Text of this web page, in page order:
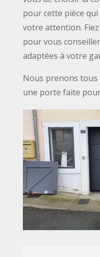
pour cette pièce
votre attention.
pour vous
adaptées à votre
Nous prenons
une porte faite